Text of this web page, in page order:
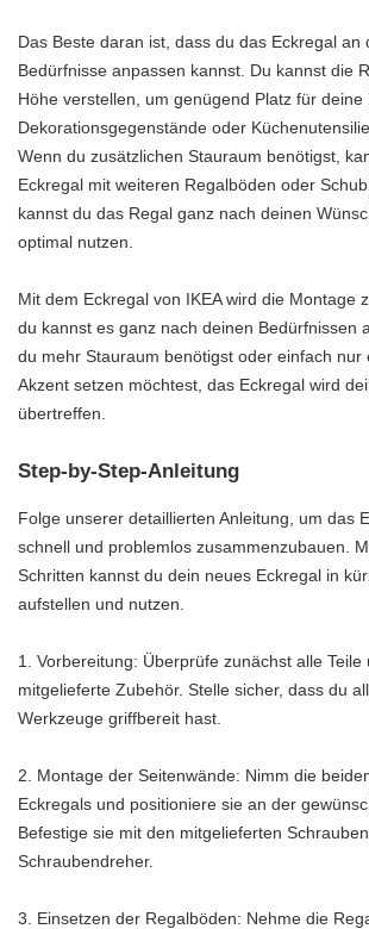
Das Beste daran ist, dass du das Eckregal an
Bedürfnisse anpassen kannst. Du kannst die
Höhe verstellen, um genügend Platz für deine
Dekorationsgegenstände oder
Wenn du zusätzlichen Stauraum benötigst,
Eckregal mit weiteren Regalböden oder
kannst du das Regal ganz nach deinen
optimal nutzen.
Mit dem Eckregal von IKEA wird die Montage
du kannst es ganz nach deinen Bedürfnissen
du mehr Stauraum benötigst oder einfach nur
Akzent setzen möchtest, das Eckregal wird
übertreffen.
Step-by-Step-Anleitung
Folge unserer detaillierten Anleitung, um das
schnell und problemlos zusammenzubauen.
Schritten kannst du dein neues Eckregal in
aufstellen und nutzen.
1. Vorbereitung: Überprüfe zunächst alle Teile
mitgelieferte Zubehör. Stelle sicher, dass du
Werkzeuge griffbereit hast.
2. Montage der Seitenwände: Nimm die
Eckregals und positioniere sie an der
Befestige sie mit den mitgelieferten
Schraubendreher.
3. Einsetzen der Regalböden: Nehme die